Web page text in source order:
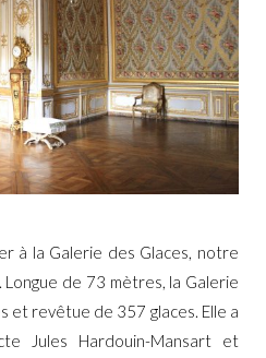
à la Galerie des Glaces, notre
de 73 mètres, la Galerie
etrevêtue de 357 glaces. Elle a
Jules Hardouin-Mansart et